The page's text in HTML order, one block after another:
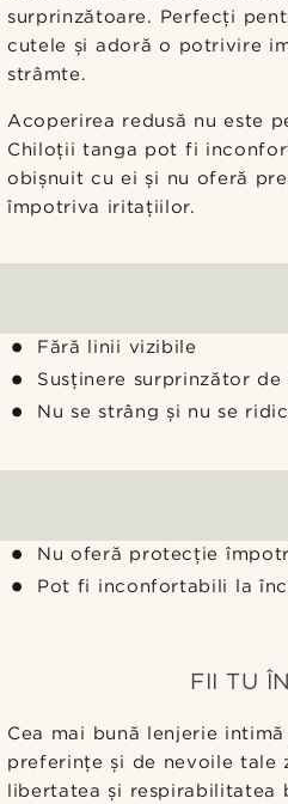
surprinzătoare. Perfecți
cutele și adoră o potrivire
strâmte.
Acoperirea redusă nu este
Chiloții tanga pot fi
obișnuit cu ei și nu oferă
împotriva iritațiilor.
Fără linii vizibile
Susținere surprinzător de
Nu se strâng și nu se
Nu oferă protecție
Pot fi inconfortabili la
FII TU
Cea mai bună lenjerie
preferințe și de nevoile tale
libertatea și respirabilitatea